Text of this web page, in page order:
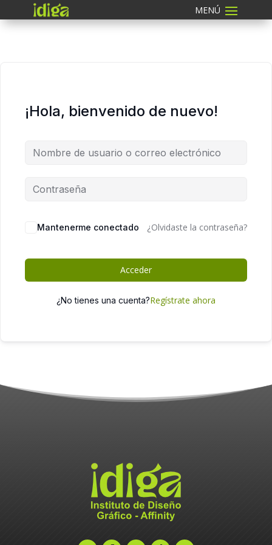
¡Hola, bienvenido de nuevo!
Mantenerme conectado ¿Olvidaste la contraseña?
Acceder
¿No tienes una cuenta?Regístrate ahora